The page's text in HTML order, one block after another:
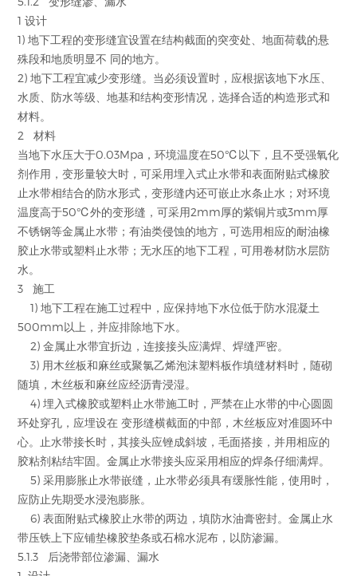
1 设计
1) 地下工程的变形缝宜设置在结构截面的突变处、地面荷载的悬
殊段和地质明显不 同的地方。
2) 地下工程宜减少变形缝。当必须设置时，应根据该地下水压、
水质、防水等级、地基和结构变形情况，选择合适的构造形式和
材料。
2 材料
当地下水压大于0.03Mpa，环境温度在50℃以下，且不受强氧化
剂作用，变形量较大时，可采用埋入式止水带和表面附贴式橡胶
止水带相结合的防水形式，变形缝内还可嵌止水条止水；对环境
温度高于50℃外的变形缝，可采用2mm厚的紫铜片或3mm厚
不锈钢等金属止水带；有油类侵蚀的地方，可选用相应的耐油橡
胶止水带或塑料止水带；无水压的地下工程，可用卷材防水层防
水。
3 施工
1) 地下工程在施工过程中，应保持地下水位低于防水混凝土
500mm以上，并应排除地下水。
2) 金属止水带宜折边，连接接头应满焊、焊缝严密。
3) 用木丝板和麻丝或聚氯乙烯泡沫塑料板作填缝材料时，随砌
随填，木丝板和麻丝应经沥青浸湿。
4) 埋入式橡胶或塑料止水带施工时，严禁在止水带的中心圆圆
环处穿孔，应埋设在 变形缝横截面的中部，木丝板应对准圆环中
心。止水带接长时，其接头应锉成斜坡，毛面搭接，并用相应的
胶粘剂粘结牢固。金属止水带接头应采用相应的焊条仔细满焊。
5) 采用膨胀止水带嵌缝，止水带必须具有缓胀性能，使用时，
应防止先期受水浸泡膨胀。
6) 表面附贴式橡胶止水带的两边，填防水油膏密封。金属止水
带压铁上下应铺垫橡胶垫条或石棉水泥布，以防渗漏。
5.1.3 后浇带部位渗漏、漏水